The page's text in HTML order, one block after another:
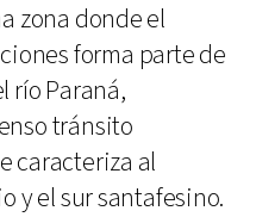
zona donde el
forma parte de
río Paraná,
tránsito
caracteriza al
y el sur santafesino.